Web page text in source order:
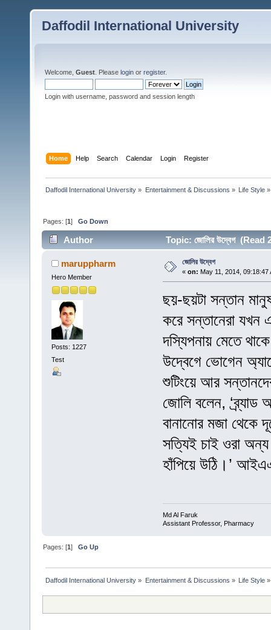
Daffodil International University
Welcome, Guest . Please login or register.
Login with username, password and session length
Home Help Search Calendar Login Register
Daffodil International University » Entertainment & Discussions » Life Style»
Pages: [1]Go Down
Author Topic: জোলির উদ্বেগ
maruppharm
Hero Member
Posts: 1227
Test
জোলির উদ্বেগ
« on: May 11, 2014, 09:18:47
ছয়-ছয়টা সন্তান
করে সন্তানেরা যখন
দস্যিপনায় মেতে
উদ্বেগে ভোগেন
শুটিংয়ে আর
জোলি বলেন,
বানানোর মজা
সত্যিই চাই ওরা
হাঁপিয়ে উঠি।’
Md Al Faruk
Assistant Professor, Pharmacy
Pages: [1]Go Up
Daffodil International University » Entertainment & Discussions » Life Style»